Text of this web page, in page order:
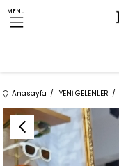
MENU
Anasayfa YENİ GELENLER